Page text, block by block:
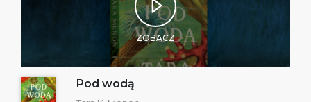
ZOBACZ
Pod wodą